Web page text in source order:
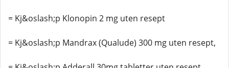
= Kj&oslash;p Klonopin 2 mg uten resept
= Kj&oslash;p Mandrax (Qualude) 300 mg uten resept,